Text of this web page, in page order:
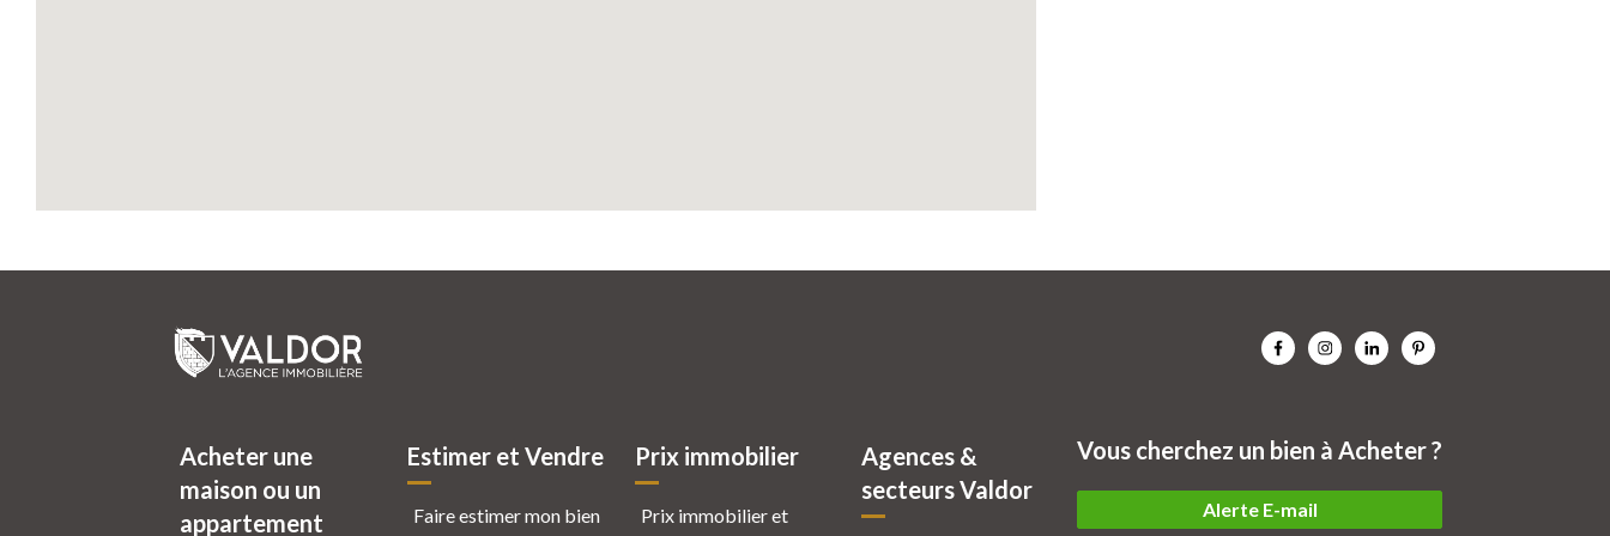
Acheter une
maison ou un
appartement
Estimer et Vendre
Faire estimer mon bien
Prix immobilier
Prix immobilier et
Agences &
secteurs Valdor
Vous cherchez un bien à Acheter ?
Alerte E-mail